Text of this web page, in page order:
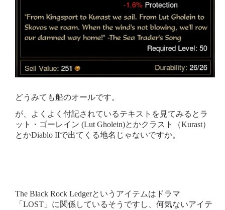
どうみても船のオールです。
が、よくよく付記されているテキストを見てみるとラ
ット・ゴーレイン (Lut Gholein)とかクラスト（Kurast）
とかDiablo IIで出てくる地名じゃないですか。
The Black Rock Ledgerというアイテムはドラマ
「LOST」に関係しているそうですし、何気ないアイテ